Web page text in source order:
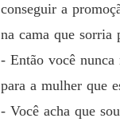
conseguir a
na cama que sorria
- Então você
para a mulher que
- Você acha que